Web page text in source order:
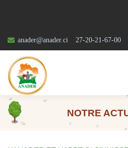
anader@anader.ci 27-20-21-67-00
NOTRE